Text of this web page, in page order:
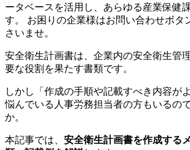
ータベースを活用し、あらゆる産業保健
す。 お困りの企業様はお問い合わせボタ
さいませ。
安全衛生計画書は、企業内の安全衛生管
要な役割を果たす書類です。
しかし「作成の手順や記載すべき内容が
悩んでいる人事労務担当者の方もいるの
か。
本記事では、 安全衛生計画書を作成する